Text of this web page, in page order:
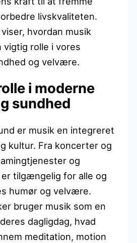
livskvaliteten.
hvordan musik
rolle i vores
og velvære.
i moderne
sundhed
er musik en integreret
kultur. Fra koncerter og
og
tilgængelig for alle og
humør og velvære.
bruger musik som en
dagligdag, hvad
meditation, motion